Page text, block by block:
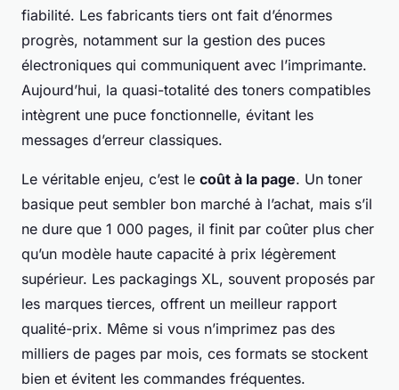
fiabilité. Les fabricants tiers ont fait d’énormes
progrès, notamment sur la gestion des puces
électroniques qui communiquent avec l’imprimante.
Aujourd’hui, la quasi-totalité des toners compatibles
intègrent une puce fonctionnelle, évitant les
messages d’erreur classiques.
Le véritable enjeu, c’est le coût à la page. Un toner
basique peut sembler bon marché à l’achat, mais s’il
ne dure que 1 000 pages, il finit par coûter plus cher
qu’un modèle haute capacité à prix légèrement
supérieur. Les packagings XL, souvent proposés par
les marques tierces, offrent un meilleur rapport
qualité-prix. Même si vous n’imprimez pas des
milliers de pages par mois, ces formats se stockent
bien et évitent les commandes fréquentes.